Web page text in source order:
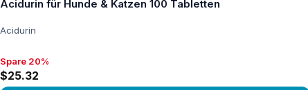
Acidurin für Hunde & Katzen 100 Tabletten
Acidurin
Spare 20%, $25.32
Spare 20%
$25.32